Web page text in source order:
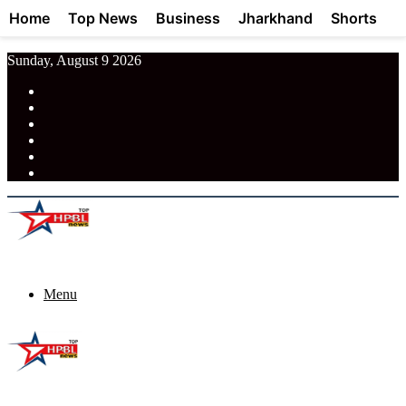
Sunday, August 9 2026
Menu
Home Top News Business Jharkhand Shorts